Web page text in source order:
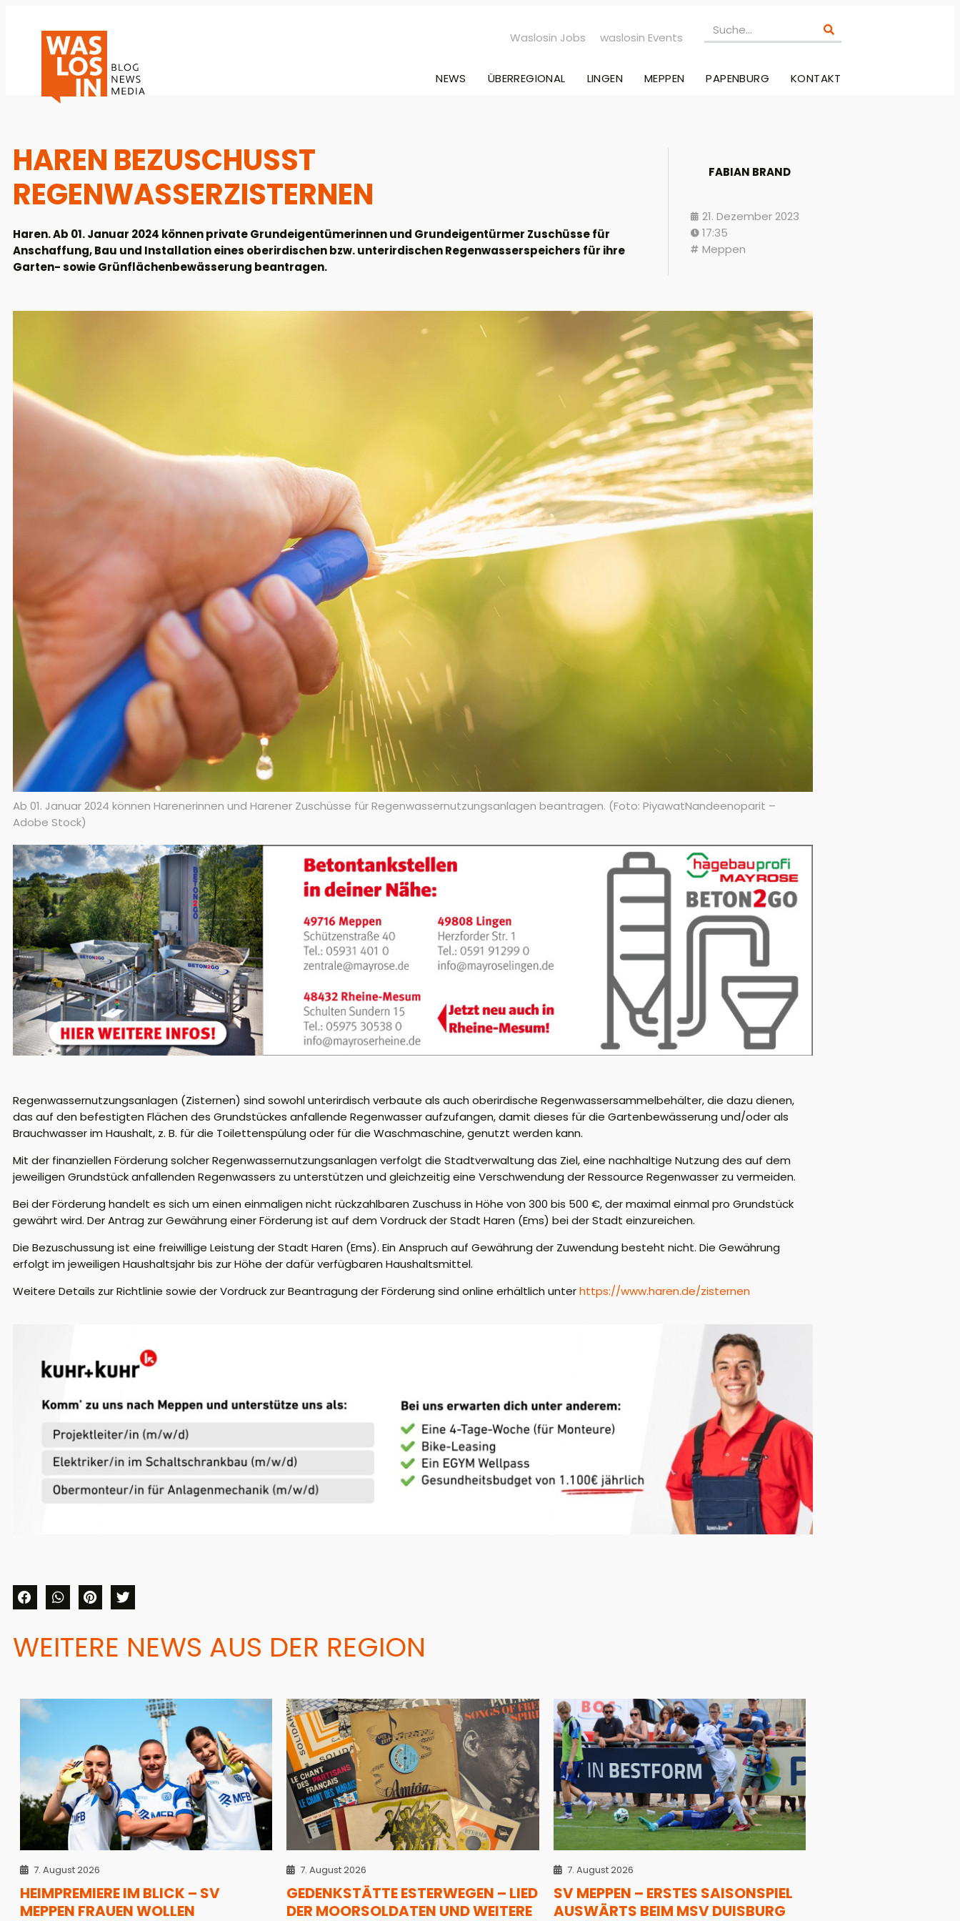
Waslosin Jobs waslosin Events
NEWS ÜBERREGIONAL LINGEN MEPPEN PAPENBURG KONTAKT
HAREN BEZUSCHUSST
REGENWASSERZISTERNEN
Haren. Ab 01. Januar 2024 können private Grundeigentümerinnen und Grundeigentürmer Zuschüsse für
Anschaffung, Bau und Installation eines oberirdischen bzw. unterirdischen Regenwasserspeichers für ihre
Garten- sowie Grünflächenbewässerung beantragen.
FABIAN BRAND
21. Dezember 2023
17:35
Meppen
Ab 01. Januar 2024 können Harenerinnen und Harener Zuschüsse für Regenwassernutzungsanlagen beantragen. (Foto: PiyawatNandeenoparit –
Adobe Stock)
Regenwassernutzungsanlagen (Zisternen) sind sowohl unterirdisch verbaute als auch oberirdische Regenwassersammelbehälter, die dazu dienen,
das auf den befestigten Flächen des Grundstückes anfallende Regenwasser aufzufangen, damit dieses für die Gartenbewässerung und/oder als
Brauchwasser im Haushalt, z. B. für die Toilettenspülung oder für die Waschmaschine, genutzt werden kann.
Mit der finanziellen Förderung solcher Regenwassernutzungsanlagen verfolgt die Stadtverwaltung das Ziel, eine nachhaltige Nutzung des auf dem
jeweiligen Grundstück anfallenden Regenwassers zu unterstützen und gleichzeitig eine Verschwendung der Ressource Regenwasser zu vermeiden.
Bei der Förderung handelt es sich um einen einmaligen nicht rückzahlbaren Zuschuss in Höhe von 300 bis 500 €, der maximal einmal pro Grundstück
gewährt wird. Der Antrag zur Gewährung einer Förderung ist auf dem Vordruck der Stadt Haren (Ems) bei der Stadt einzureichen.
Die Bezuschussung ist eine freiwillige Leistung der Stadt Haren (Ems). Ein Anspruch auf Gewährung der Zuwendung besteht nicht. Die Gewährung
erfolgt im jeweiligen Haushaltsjahr bis zur Höhe der dafür verfügbaren Haushaltsmittel.
Weitere Details zur Richtlinie sowie der Vordruck zur Beantragung der Förderung sind online erhältlich unterhttps://www.haren.de/zisternen
WEITERE NEWS AUS DER REGION
7. August 2026
HEIMPREMIERE IM BLICK – SV
MEPPEN FRAUEN WOLLEN
7. August 2026
GEDENKSTÄTTE ESTERWEGEN – LIED
DER MOORSOLDATEN UND WEITERE
7. August 2026
SV MEPPEN – ERSTES SAISONSPIEL
AUSWÄRTS BEIM MSV DUISBURG